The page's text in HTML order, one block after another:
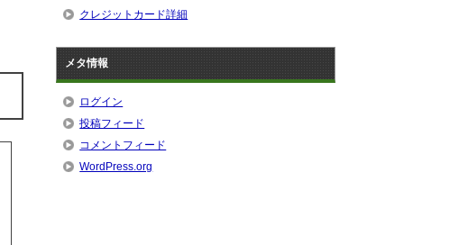
クレジットカード詳細
メタ情報
ログイン
投稿フィード
コメントフィード
WordPress.org